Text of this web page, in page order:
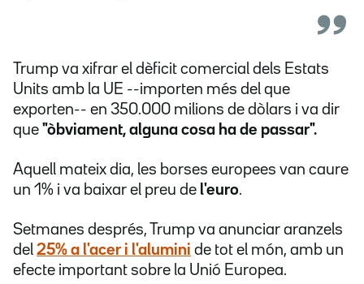
Trump va xifrar el dèficit comercial dels Estats
Units amb la UE --importen més del que
exporten-- en 350.000 milions de dòlars i va dir
que "òbviament, alguna cosa ha de passar".
Aquell mateix dia, les borses europees van caure
un 1% i va baixar el preu de l'euro.
Setmanes després, Trump va anunciar aranzels
del 25% a l'acer i l'alumini de tot el món, amb un
efecte important sobre la Unió Europea.